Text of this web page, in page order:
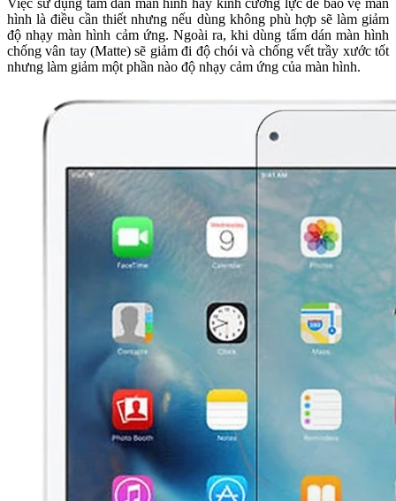
hình là điều cần thiết nhưng nếu dùng không phù hợp sẽ làm giảm
độ nhạy màn hình cảm ứng. Ngoài ra, khi dùng tấm dán màn hình
chống vân tay (Matte) sẽ giảm đi độ chói và chống vết trầy xước tốt
nhưng làm giảm một phần nào độ nhạy cảm ứng của màn hình.